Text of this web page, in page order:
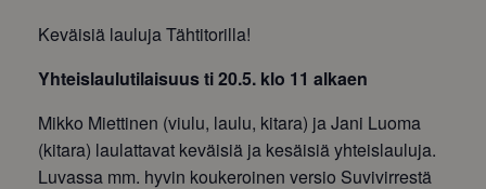
Keväisiä lauluja Tähtitorilla!
Yhteislaulutilaisuus ti 20.5. klo 11 alkaen
Mikko Miettinen (viulu, laulu, kitara) ja Jani Luoma
(kitara) laulattavat keväisiä ja kesäisiä yhteislauluja.
Luvassa mm. hyvin koukeroinen versio Suvivirrestä